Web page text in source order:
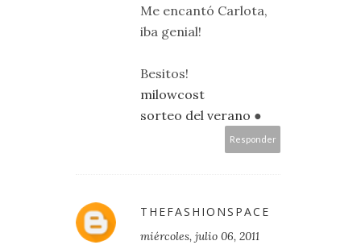
Me encantó Carlota,
iba genial!
Besitos!
milowcost
sorteo del verano ●
Responder
THEFASHIONSPACE
miércoles, julio 06, 2011